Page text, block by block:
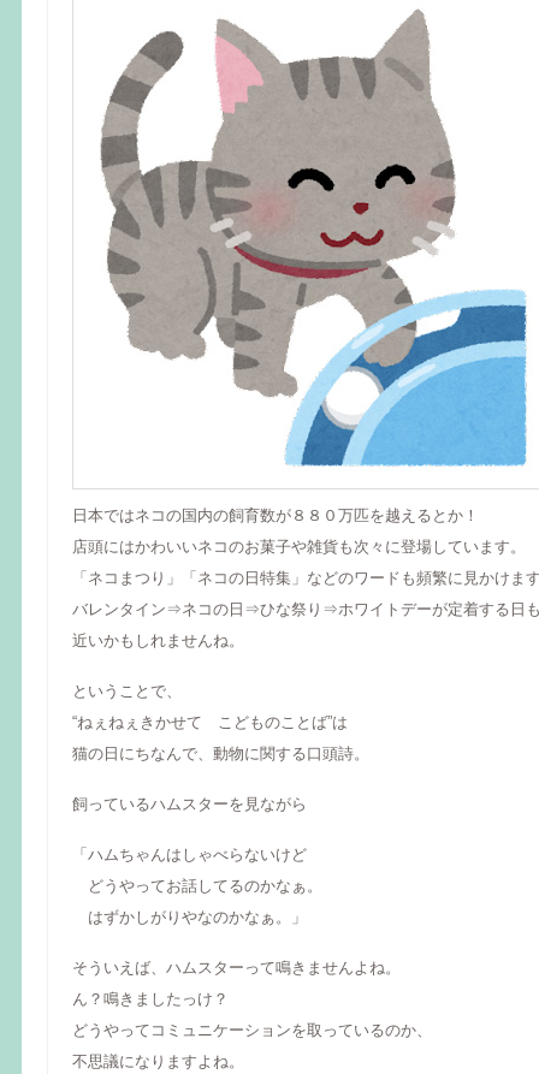
日本ではネコの国内の飼育数が８８０万匹を越えるとか！
店頭にはかわいいネコのお菓子や雑貨も次々に登場しています。
「ネコまつり」「ネコの日特集」などのワードも頻繁に見かけま
バレンタイン⇒ネコの日⇒ひな祭り⇒ホワイトデーが定着する日
近いかもしれませんね。
ということで、
“ねぇねぇきかせて こどものことば”は
猫の日にちなんで、動物に関する口頭詩。
飼っているハムスターを見ながら
「ハムちゃんはしゃべらないけど
どうやってお話してるのかなぁ。
はずかしがりやなのかなぁ。」
そういえば、ハムスターって鳴きませんよね。
ん？鳴きましたっけ？
どうやってコミュニケーションを取っているのか、
不思議になりますよね。